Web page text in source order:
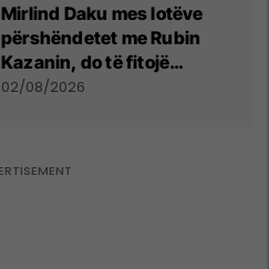
Mirlind Daku mes lotëve
përshëndetet me Rubin
Kazanin, do të fitojë
miliona te Spartak Moska
02/08/2026